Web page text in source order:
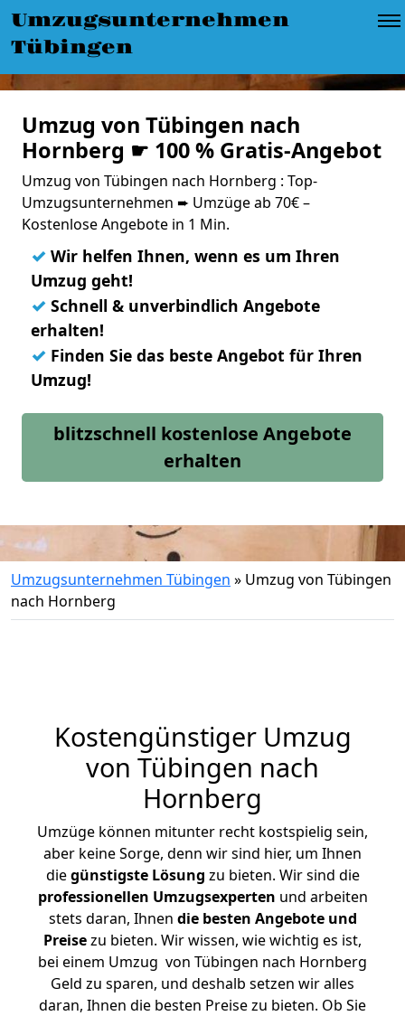
Umzugsunternehmen
Tübingen
Umzug von Tübingen nach
Hornberg ☛ 100 % Gratis-Angebot
Umzug von Tübingen nach Hornberg : Top-
Umzugsunternehmen ➨ Umzüge ab 70€ –
Kostenlose Angebote in 1 Min.
✓ Wir helfen Ihnen, wenn es um Ihren
Umzug geht!
✓ Schnell & unverbindlich Angebote
erhalten!
✓ Finden Sie das beste Angebot für Ihren
Umzug!
blitzschnell kostenlose Angebote
erhalten
Umzugsunternehmen Tübingen » Umzug von Tübingen
nach Hornberg
Kostengünstiger Umzug
von Tübingen nach
Hornberg
Umzüge können mitunter recht kostspielig sein,
aber keine Sorge, denn wir sind hier, um Ihnen
diegünstigste Lösung zu bieten. Wir sind die
professionellen Umzugsexperten und arbeiten
stets daran, Ihnen die besten Angebote und
Preisezu bieten. Wir wissen, wie wichtig es ist,
bei einem Umzug von Tübingen nach Hornberg
Geld zu sparen, und deshalb setzen wir alles
daran, Ihnen die besten Preise zu bieten. Ob Sie